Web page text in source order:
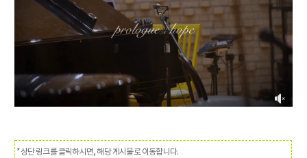
*상단 링크를 클릭하시면, 해당 게시물로 이동합니다.